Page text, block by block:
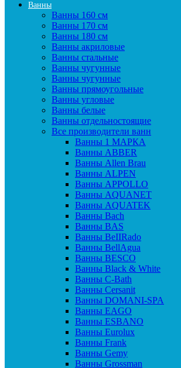
Ванны
Ванны 160 см
Ванны 170 см
Ванны 180 см
Ванны акриловые
Ванны стальные
Ванны чугунные
Ванны чугунные
Ванны прямоугольные
Ванны угловые
Ванны белые
Ванны отдельностоящие
Все производители ванн
Ванны 1 МАРКА
Ванны ABBER
Ванны Allen Brau
Ванны ALPEN
Ванны APPOLLO
Ванны AQUANET
Ванны AQUATEK
Ванны Bach
Ванны BAS
Ванны BeIIRado
Ванны BellAgua
Ванны BESCO
Ванны Black & White
Ванны C-Bath
Ванны Cersanit
Ванны DOMANI-SPA
Ванны EAGO
Ванны ESBANO
Ванны Eurolux
Ванны Frank
Ванны Gemy
Ванны Grossman